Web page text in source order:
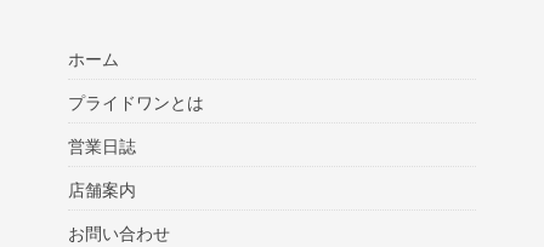
ホーム
プライドワンとは
営業日誌
店舗案内
お問い合わせ